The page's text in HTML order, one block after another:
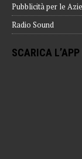
Pubblicità per le
Radio Sound
SCARICA